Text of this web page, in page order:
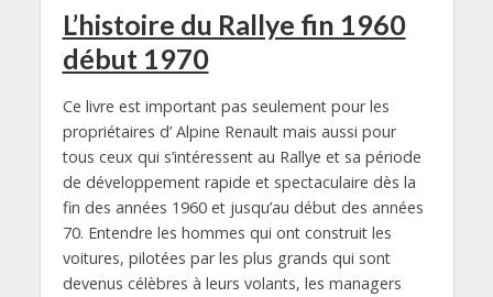
L’histoire du Rallye fin 1960
début 1970
Ce livre est important pas seulement pour les
propriétaires d’ Alpine Renault mais aussi pour
tous ceux qui s’intéressent au Rallye et sa période
de développement rapide et spectaculaire dès la
fin des années 1960 et jusqu’au début des années
70. Entendre les hommes qui ont construit les
voitures, pilotées par les plus grands qui sont
devenus célèbres à leurs volants, les managers